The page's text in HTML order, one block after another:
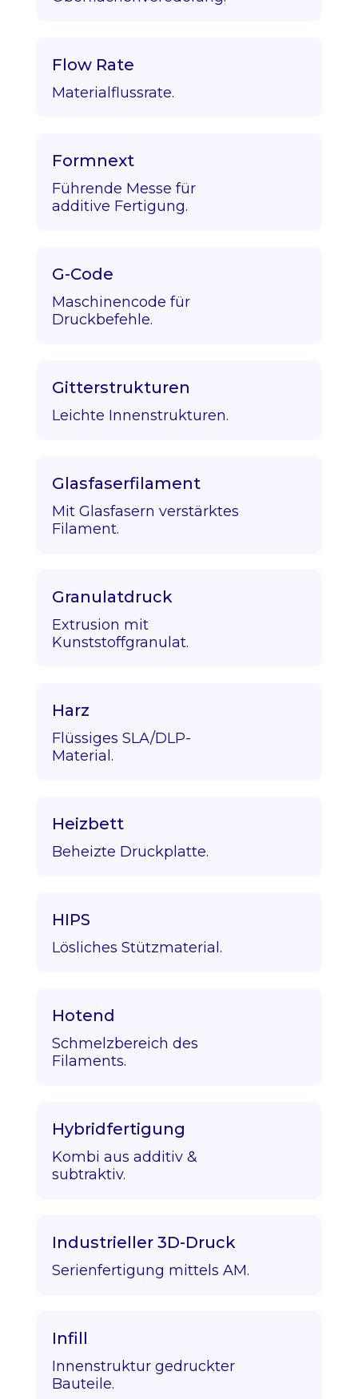
Flow Rate
Materialflussrate.
Formnext
Führende Messe für
additive Fertigung.
G-Code
Maschinencode für
Druckbefehle.
Gitterstrukturen
Leichte Innenstrukturen.
Glasfaserfilament
Mit Glasfasern verstärktes
Filament.
Granulatdruck
Extrusion mit
Kunststoffgranulat.
Harz
Flüssiges SLA/DLP-
Material.
Heizbett
Beheizte Druckplatte.
HIPS
Lösliches Stützmaterial.
Hotend
Schmelzbereich des
Filaments.
Hybridfertigung
Kombi aus additiv &
subtraktiv.
Industrieller 3D-Druck
Serienfertigung mittels AM.
Infill
Innenstruktur gedruckter
Bauteile.